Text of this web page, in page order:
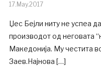
17.May.2017
Џес Бејли ниту не успеа
производот од неговата
Македонија. Му честита
Заев.Најнова […]